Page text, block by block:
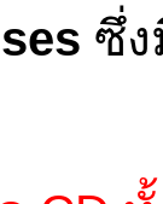
ซึ่